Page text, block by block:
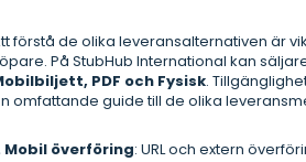
förstå de olika leveransalternativen är
På StubHub International kan
PDF och Fysisk.
omfattande guide till de olika
Mobil överföring: URL och extern